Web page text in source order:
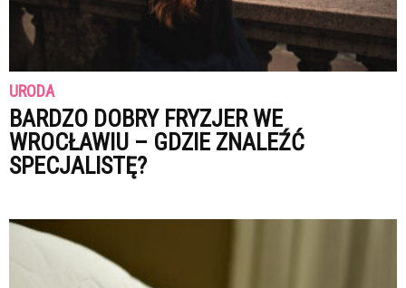
URODA
BARDZO DOBRY FRYZJER WE
WROCŁAWIU – GDZIE ZNALEŹĆ
SPECJALISTĘ?